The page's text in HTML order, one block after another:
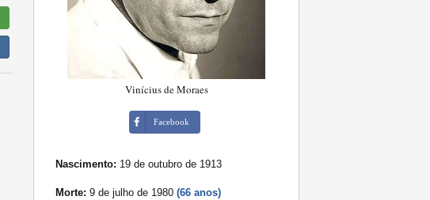
Vinícius de Moraes
Facebook
Nascimento: 19 de outubro de 1913
Morte: 9 de julho de 1980 (66 anos)